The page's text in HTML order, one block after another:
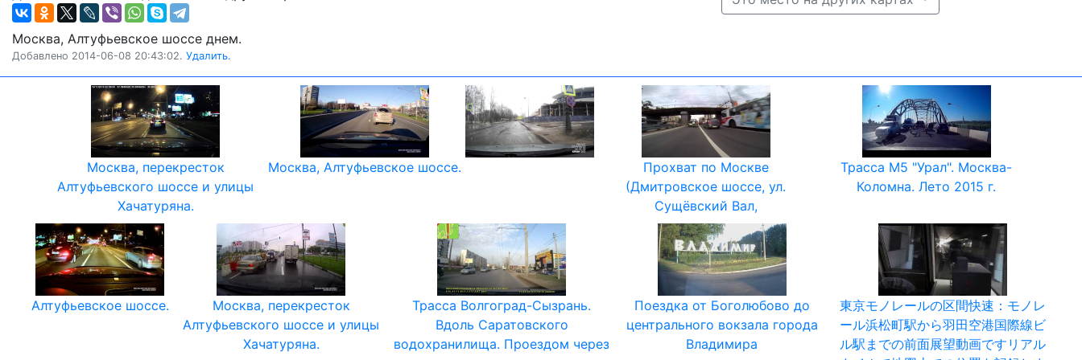
Москва, Алтуфьевское шоссе днем.
Добавлено 2014-06-08 20:43:02. Удалить.
Москва, перекресток
Алтуфьевского шоссе и улицы
Хачатуряна.
Москва, Алтуфьевское шоссе.
Прохват по Москве
(Дмитровское шоссе, ул.
Сущёвский Вал,
Трасса М5 "Урал". Москва-
Коломна. Лето 2015 г.
Алтуфьевское шоссе.
Москва, перекресток
Алтуфьевского шоссе и улицы
Хачатуряна.
Трасса Волгоград-Сызрань.
Вдоль Саратовского
водохранилища. Проездом через
Поездка от Боголюбово до
центрального вокзала города
Владимира
東京モノレールの区間快速：モノレ
ール浜松町駅から羽田空港国際線ビ
ル駅までの前面­展望動画ですリアル